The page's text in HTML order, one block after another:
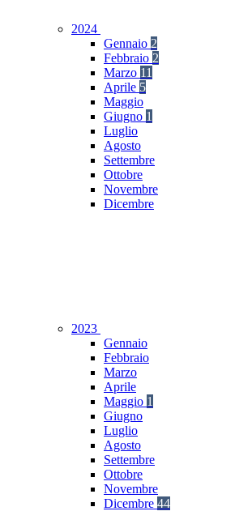
2024
Gennaio 2
Febbraio 2
Marzo 11
Aprile 5
Maggio
Giugno 1
Luglio
Agosto
Settembre
Ottobre
Novembre
Dicembre
2023
Gennaio
Febbraio
Marzo
Aprile
Maggio 1
Giugno
Luglio
Agosto
Settembre
Ottobre
Novembre
Dicembre 44